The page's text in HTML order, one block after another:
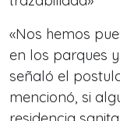
«Nos hemos
en los parques
señaló el
mencionó, si